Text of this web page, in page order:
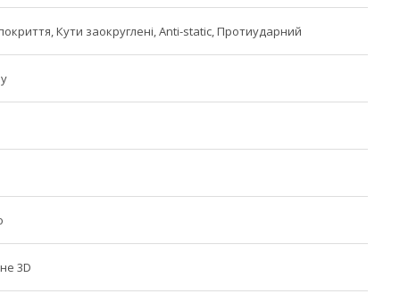
Кути заокруглені, Anti-static, Протиударний
3D